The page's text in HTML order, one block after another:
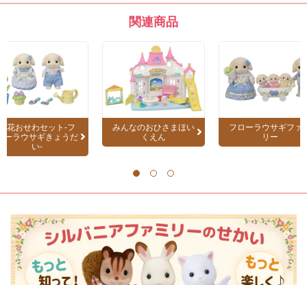
関連商品
花おせわセット-フ
ーラウサギきょうだ
い-
みんなのおひさまほい
くえん
フローラウサギファ
リー